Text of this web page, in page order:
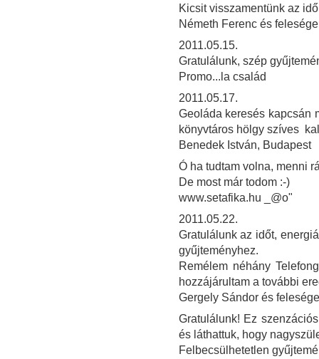
Kicsit visszamentünk az
Németh Ferenc és
2011.05.15.
Gratulálunk, szép
Promo...la család
2011.05.17.
Geoláda keresés kapcsán
könyvtáros hölgy szíves
Benedek István, Budapest
Ó ha tudtam volna, menni
De most már todom :-)
www.setafika.hu _@o"
2011.05.22.
Gratulálunk az időt,
gyűjteményhez.
Remélem néhány
hozzájárultam a további
Gergely Sándor és felesége
Gratulálunk! Ez
és láthattuk, hogy
Felbecsülhetetlen